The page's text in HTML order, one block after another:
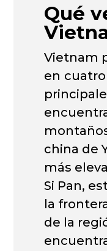
Qué
Vietnam
en
china de
más
Si Pan,
la
de la